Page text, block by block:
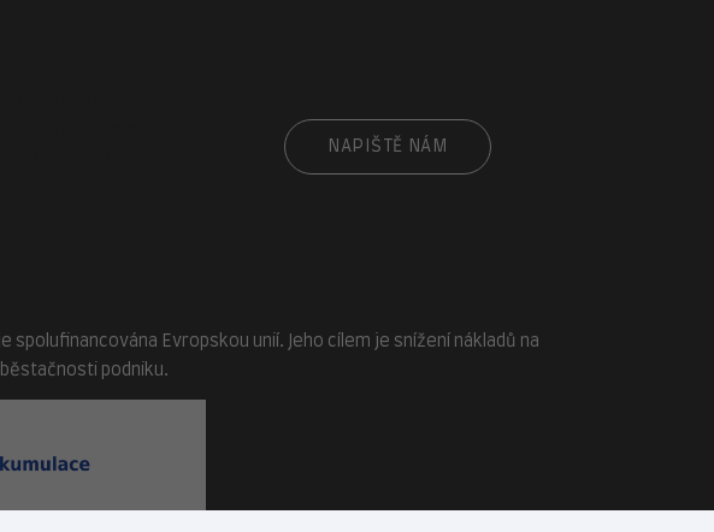
NAPIŠTĚ NÁM
Evropskou unií. Jeho cílem je snížení nákladů na
podniku.